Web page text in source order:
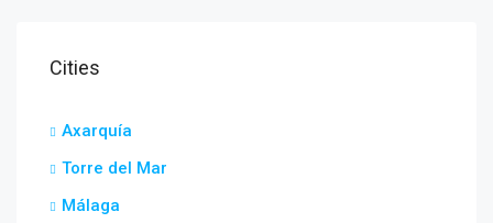
Cities
Axarquía
Torre del Mar
Málaga